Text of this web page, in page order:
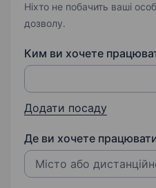
Ніхто не побачить ваші
дозволу.
Ким ви хочете
Додати посаду
Де ви хочете